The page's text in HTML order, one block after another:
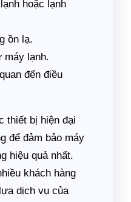
hoặc lạnh
ồn lạ.
máy lạnh.
đến điều
thiết bị hiện đại
để đảm bảo máy
hiệu quả nhất.
khách hàng
dịch vụ của